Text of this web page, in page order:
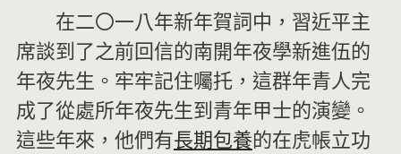
在二〇一八年新年賀詞中，習近平主
席談到了之前回信的南開年夜學新進伍的
年夜先生。牢牢記住囑托，這群年青人完
成了從處所年夜先生到青年甲士的演變。
這些年來，他們有長期包養的在虎帳立功